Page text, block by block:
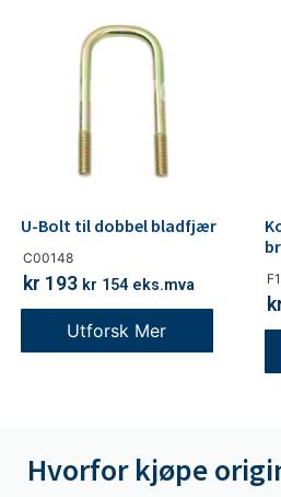
C00148
U-Bolt til dobbel bladfjær
kr 193 kr 154 eks.mva
Utforsk Mer
Hvorfor kjøpe